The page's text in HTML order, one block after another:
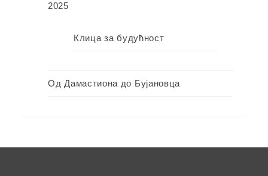
2025
Клица за будућност
Од Дамастиона до Бујановца